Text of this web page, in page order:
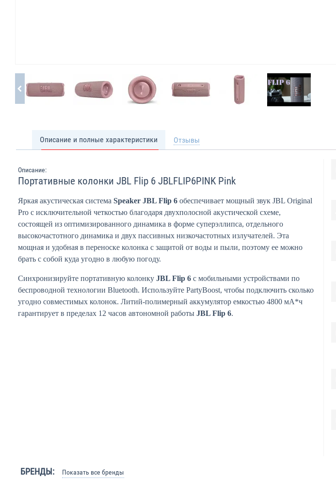
Описание и полные характеристики Отзывы
Описание:
Портативные колонки JBL Flip 6 JBLFLIP6PINK Pink
Яркая акустическая система Speaker JBL Flip 6 обеспечивает мощный звук JBL Original
Pro с исключительной четкостью благодаря двухполосной акустической схеме,
состоящей из оптимизированного динамика в форме суперэллипса, отдельного
высокочастотного динамика и двух пассивных низкочастотных излучателей. Эта
мощная и удобная в переноске колонка с защитой от воды и пыли, поэтому ее можно
брать с собой куда угодно в любую погоду.
Синхронизируйте портативную колонку JBL Flip 6 с мобильными устройствами по
беспроводной технологии Bluetooth. Используйте PartyBoost, чтобы подключить сколько
угодно совместимых колонок. Литий-полимерный аккумулятор емкостью 4800 мА*ч
гарантирует в пределах 12 часов автономной работы JBL Flip 6.
БРЕНДЫ: Показать все бренды